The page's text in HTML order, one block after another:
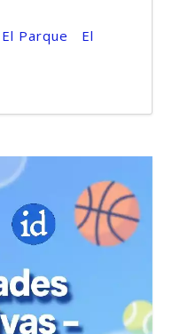
El Parque El